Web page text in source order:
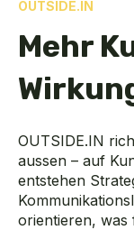
OUTSIDE.IN
Mehr
OUTSIDE.IN
aussen – auf
entstehen
orientieren, was